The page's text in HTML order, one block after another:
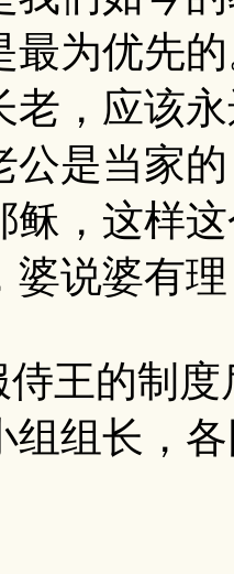
最为优先
老，应该
公是当家
稣，这样
婆说婆有
的制度
组组长，